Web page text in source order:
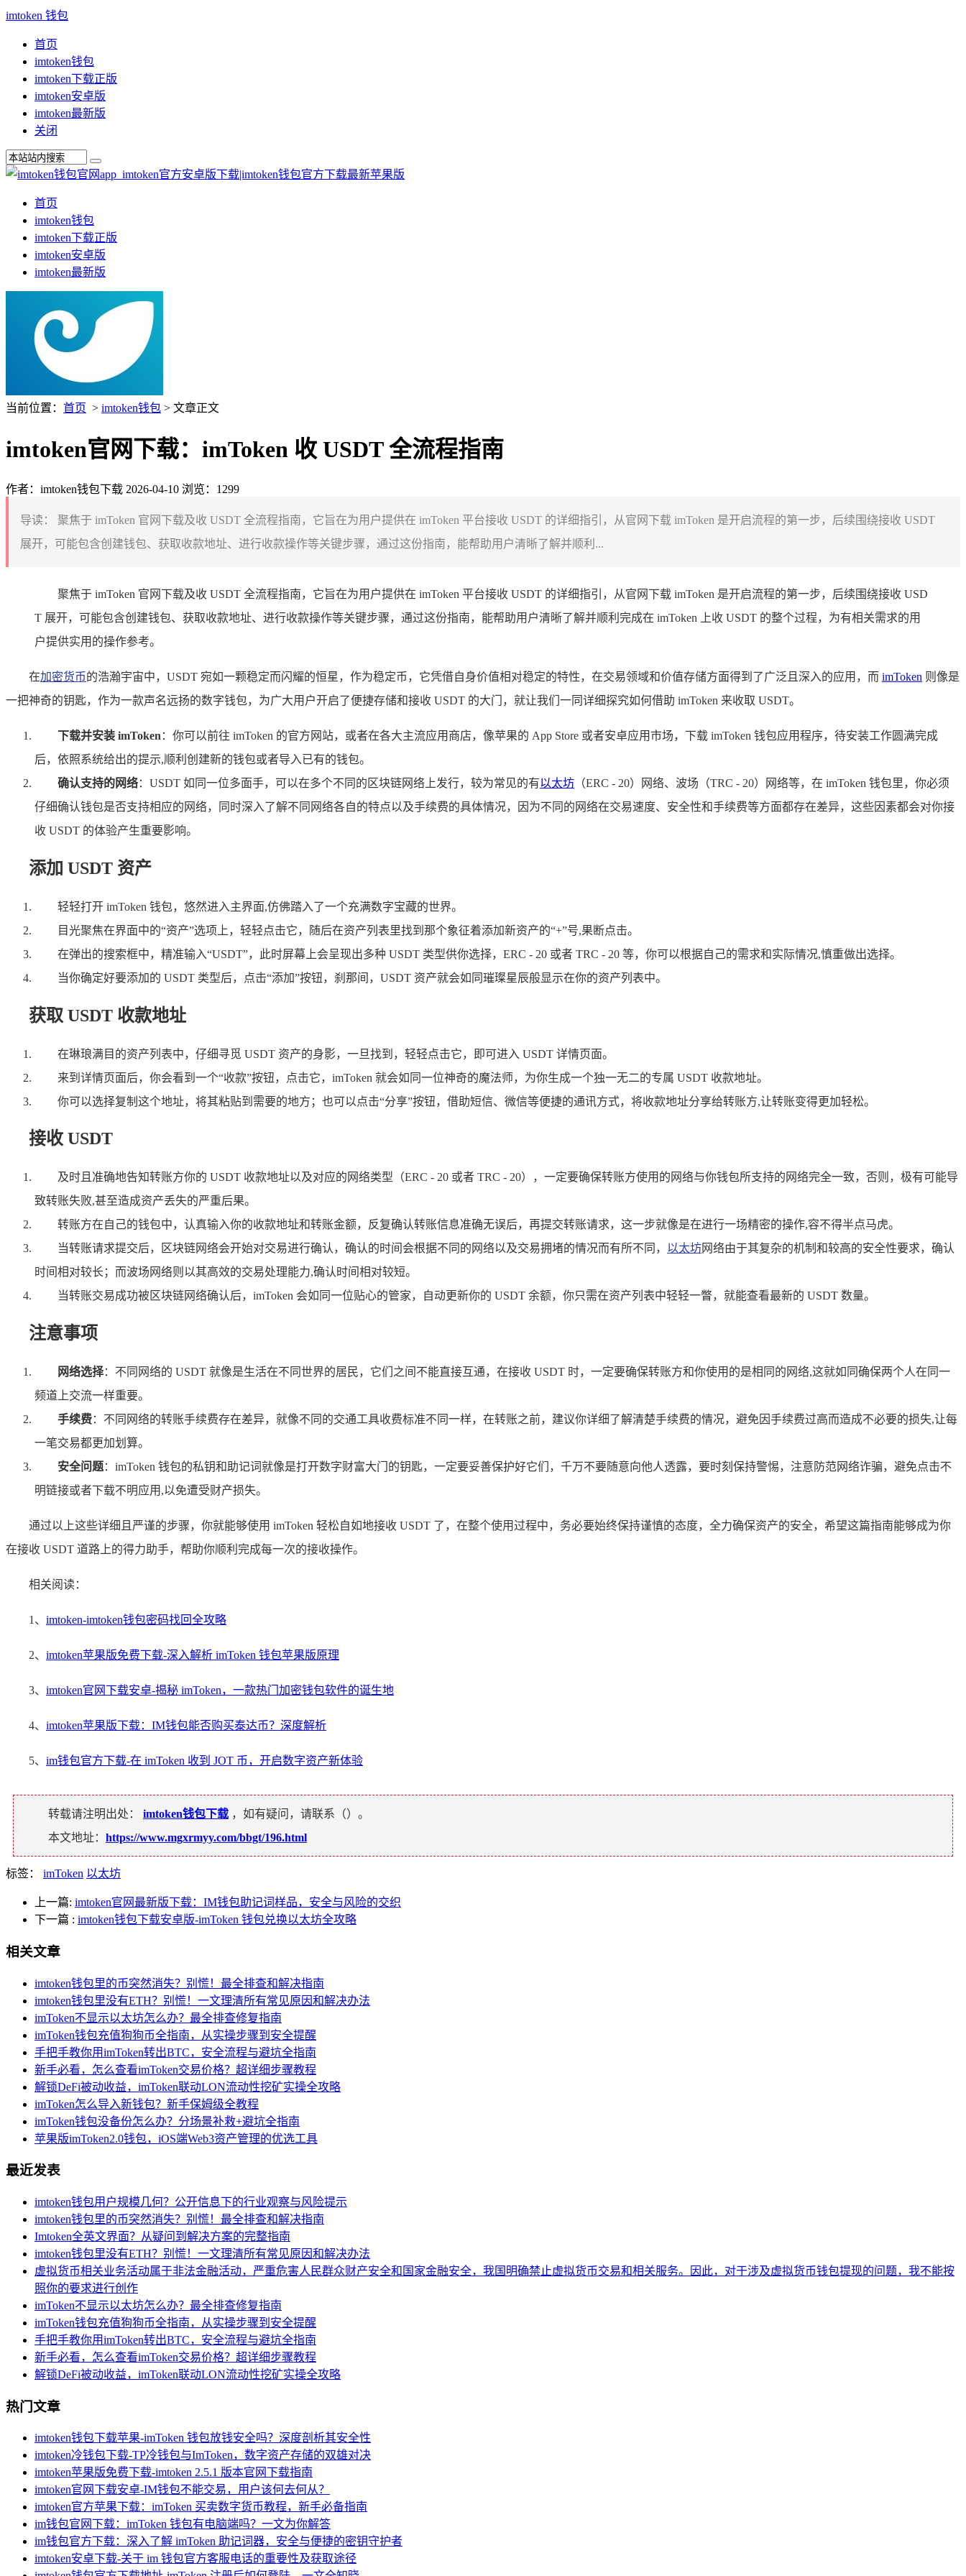
imtoken 钱包
首页
imtoken钱包
imtoken下载正版
imtoken安卓版
imtoken最新版
关闭
首页
imtoken钱包
imtoken下载正版
imtoken安卓版
imtoken最新版
当前位置： 首页 > imtoken钱包 > 文章正文
imtoken官网下载：imToken 收 USDT 全流程指南
作者：imtoken钱包下载 2026-04-10 浏览：1299
导读：
聚焦于 imToken 官网下载及收 USDT 全流程指南，它旨在为用户提供在 imToken 平台接收 USDT 的详细指引，从官网下载 imToken 是开启流程的第一步，后续围绕接收 USDT
展开，可能包含创建钱包、获取收款地址、进行收款操作等关键步骤，通过这份指南，能帮助用户清晰了解并顺利...
聚焦于 imToken 官网下载及收 USDT 全流程指南，它旨在为用户提供在 imToken 平台接收 USDT 的详细指引，从官网下载 imToken 是开启流程的第一步，后续围绕接收 USD
T 展开，可能包含创建钱包、获取收款地址、进行收款操作等关键步骤，通过这份指南，能帮助用户清晰了解并顺利完成在 imToken 上收 USDT 的整个过程，为有相关需求的用
户提供实用的操作参考。
在加密货币的浩瀚宇宙中，USDT 宛如一颗稳定而闪耀的恒星，作为稳定币，它凭借自身价值相对稳定的特性，在交易领域和价值存储方面得到了广泛且深入的应用，而 imToken 则像是
一把神奇的钥匙，作为一款声名远扬的数字钱包，为广大用户开启了便捷存储和接收 USDT 的大门，就让我们一同详细探究如何借助 imToken 来收取 USDT。
下载并安装 imToken ：你可以前往 imToken 的官方网站，或者在各大主流应用商店，像苹果的 App Store 或者安卓应用市场，下载 imToken 钱包应用程序，待安装工作圆满完成
后，依照系统给出的提示,顺利创建新的钱包或者导入已有的钱包。
确认支持的网络：USDT 如同一位多面手，可以在多个不同的区块链网络上发行，较为常见的有以太坊 （ERC - 20）网络、波场（TRC - 20）网络等，在 imToken 钱包里，你必须
仔细确认钱包是否支持相应的网络，同时深入了解不同网络各自的特点以及手续费的具体情况，因为不同的网络在交易速度、安全性和手续费等方面都存在差异，这些因素都会对你接
收 USDT 的体验产生重要影响。
添加 USDT 资产
轻轻打开 imToken 钱包，悠然进入主界面,仿佛踏入了一个充满数字宝藏的世界。
目光聚焦在界面中的“资产”选项上，轻轻点击它，随后在资产列表里找到那个象征着添加新资产的“+”号,果断点击。
在弹出的搜索框中，精准输入“USDT”，此时屏幕上会呈现出多种 USDT 类型供你选择，ERC - 20 或者 TRC - 20 等，你可以根据自己的需求和实际情况,慎重做出选择。
当你确定好要添加的 USDT 类型后，点击“添加”按钮，刹那间，USDT 资产就会如同璀璨星辰般显示在你的资产列表中。
获取 USDT 收款地址
在琳琅满目的资产列表中，仔细寻觅 USDT 资产的身影，一旦找到，轻轻点击它，即可进入 USDT 详情页面。
来到详情页面后，你会看到一个“收款”按钮，点击它，imToken 就会如同一位神奇的魔法师，为你生成一个独一无二的专属 USDT 收款地址。
你可以选择复制这个地址，将其粘贴到需要的地方；也可以点击“分享”按钮，借助短信、微信等便捷的通讯方式，将收款地址分享给转账方,让转账变得更加轻松。
接收 USDT
及时且准确地告知转账方你的 USDT 收款地址以及对应的网络类型（ERC - 20 或者 TRC - 20），一定要确保转账方使用的网络与你钱包所支持的网络完全一致，否则，极有可能导
致转账失败,甚至造成资产丢失的严重后果。
转账方在自己的钱包中，认真输入你的收款地址和转账金额，反复确认转账信息准确无误后，再提交转账请求，这一步就像是在进行一场精密的操作,容不得半点马虎。
当转账请求提交后，区块链网络会开始对交易进行确认，确认的时间会根据不同的网络以及交易拥堵的情况而有所不同， 以太坊网络由于其复杂的机制和较高的安全性要求，确认
时间相对较长；而波场网络则以其高效的交易处理能力,确认时间相对较短。
当转账交易成功被区块链网络确认后，imToken 会如同一位贴心的管家，自动更新你的 USDT 余额，你只需在资产列表中轻轻一瞥，就能查看最新的 USDT 数量。
注意事项
网络选择：不同网络的 USDT 就像是生活在不同世界的居民，它们之间不能直接互通，在接收 USDT 时，一定要确保转账方和你使用的是相同的网络,这就如同确保两个人在同一
频道上交流一样重要。
手续费：不同网络的转账手续费存在差异，就像不同的交通工具收费标准不同一样，在转账之前，建议你详细了解清楚手续费的情况，避免因手续费过高而造成不必要的损失,让每
一笔交易都更加划算。
安全问题：imToken 钱包的私钥和助记词就像是打开数字财富大门的钥匙，一定要妥善保护好它们，千万不要随意向他人透露，要时刻保持警惕，注意防范网络诈骗，避免点击不
明链接或者下载不明应用,以免遭受财产损失。
通过以上这些详细且严谨的步骤，你就能够使用 imToken 轻松自如地接收 USDT 了，在整个使用过程中，务必要始终保持谨慎的态度，全力确保资产的安全，希望这篇指南能够成为你
在接收 USDT 道路上的得力助手，帮助你顺利完成每一次的接收操作。
相关阅读：
1、 imtoken-imtoken钱包密码找回全攻略
2、 imtoken苹果版免费下载-深入解析 imToken 钱包苹果版原理
3、 imtoken官网下载安卓-揭秘 imToken，一款热门加密钱包软件的诞生地
4、 imtoken苹果版下载：IM钱包能否购买泰达币？深度解析
5、 im钱包官方下载-在 imToken 收到 JOT 币，开启数字资产新体验
转载请注明出处： imtoken钱包下载 ，如有疑问，请联系（）。
本文地址： https://www.mgxrmyy.com/bbgt/196.html
标签： imToken 以太坊
上一篇: imtoken官网最新版下载：IM钱包助记词样品，安全与风险的交织
下一篇 : imtoken钱包下载安卓版-imToken 钱包兑换以太坊全攻略
相关文章
imtoken钱包里的币突然消失？别慌！最全排查和解决指南
imtoken钱包里没有ETH？别慌！一文理清所有常见原因和解决办法
imToken不显示以太坊怎么办？最全排查修复指南
imToken钱包充值狗狗币全指南，从实操步骤到安全提醒
手把手教你用imToken转出BTC，安全流程与避坑全指南
新手必看，怎么查看imToken交易价格？超详细步骤教程
解锁DeFi被动收益，imToken联动LON流动性挖矿实操全攻略
imToken怎么导入新钱包？新手保姆级全教程
imToken钱包没备份怎么办？分场景补救+避坑全指南
苹果版imToken2.0钱包，iOS端Web3资产管理的优选工具
最近发表
imtoken钱包用户规模几何？公开信息下的行业观察与风险提示
imtoken钱包里的币突然消失？别慌！最全排查和解决指南
Imtoken全英文界面？从疑问到解决方案的完整指南
imtoken钱包里没有ETH？别慌！一文理清所有常见原因和解决办法
虚拟货币相关业务活动属于非法金融活动，严重危害人民群众财产安全和国家金融安全，我国明确禁止虚拟货币交易和相关服务。因此，对于涉及虚拟货币钱包提现的问题，我不能按
照你的要求进行创作
imToken不显示以太坊怎么办？最全排查修复指南
imToken钱包充值狗狗币全指南，从实操步骤到安全提醒
手把手教你用imToken转出BTC，安全流程与避坑全指南
新手必看，怎么查看imToken交易价格？超详细步骤教程
解锁DeFi被动收益，imToken联动LON流动性挖矿实操全攻略
热门文章
imtoken钱包下载苹果-imToken 钱包放钱安全吗？深度剖析其安全性
imtoken冷钱包下载-TP冷钱包与ImToken，数字资产存储的双雄对决
imtoken苹果版免费下载-imtoken 2.5.1 版本官网下载指南
imtoken官网下载安卓-IM钱包不能交易，用户该何去何从？
imtoken官方苹果下载：imToken 买卖数字货币教程，新手必备指南
im钱包官网下载：imToken 钱包有电脑端吗？一文为你解答
im钱包官方下载：深入了解 imToken 助记词器，安全与便捷的密钥守护者
imtoken安卓下载-关于 im 钱包官方客服电话的重要性及获取途径